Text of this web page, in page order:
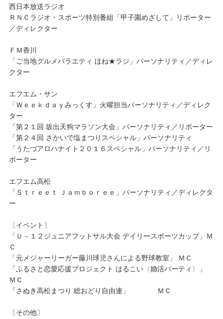
西日本放送ラジオ
ＲＮＣラジオ・スポーツ特別番組「甲子園めざして」リポーター
／ディレクター
ＦＭ香川
「ご当地グルメバラエティ ほね★ラジ」パーソナリティ／ディレ
クター
エフエム・サン
「Ｗｅｅｋｄａｙみっくす」火曜担当パーソナリティ／ディレク
ター
「第２１回 坂出天狗マラソン大会」パーソナリティ／リポーター
「第２４回 さかいで塩まつりスペシャル」パーソナリティ
「うたづアロハナイト２０１６スペシャル」パーソナリティ／リ
ポーター
エフエム高松
「Ｓｔｒｅｅｔ Ｊａｍｂｏｒｅｅ」パーソナリティ／ディレクタ
ー
〔イベント〕
「Ｕ－１２ジュニアフットサル大会 デイリースポーツカップ」Ｍ
Ｃ
「元メジャーリーガー藤川球児さんによる野球教室」 ＭＣ
「ふるさと恋愛応援プロジェクト はるこい〈婚活パーティ〉」
ＭＣ
「さぬき高松まつり 総おどり自由連」 ＭＣ
〔その他〕